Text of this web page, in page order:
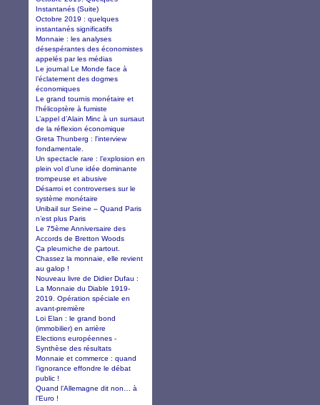
Instantanés (Suite)
Octobre 2019 : quelques
instantanés significatifs
Monnaie : les analyses
désespérantes des économistes
appelés par les médias
Le journal Le Monde face à
l’éclatement des dogmes
économiques
Le grand tournis monétaire et
l'hélicoptère à fumiste
L’appel d’Alain Minc à un sursaut
de la réflexion économique
Greta Thunberg : l'interview
fondamentale.
Un spectacle rare : l’explosion en
plein vol d’une idée dominante
trompeuse et abusive
Désarroi et controverses sur le
système monétaire
Unibail sur Seine – Quand Paris
n’est plus Paris
Le 75ème Anniversaire des
Accords de Bretton Woods
Ça pleurniche de partout.
Chassez la monnaie, elle revient
au galop !
Nouveau livre de Didier Dufau :
La Monnaie du Diable 1919-
2019. Opération spéciale en
avant-première
Loi Elan : le grand bond
(immobilier) en arrière
Elections européennes -
Synthèse des résultats
Monnaie et commerce : quand
l’ignorance effondre le débat
public !
Quand l’Allemagne dit non… à
l’Euro !